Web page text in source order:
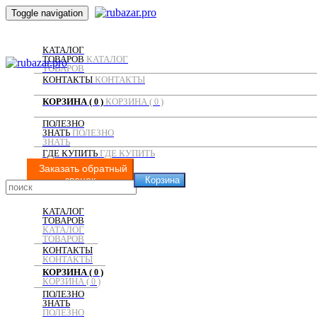
Toggle navigation
КАТАЛОГ
ТОВАРОВ КАТАЛОГ
ТОВАРОВ
КОНТАКТЫ КОНТАКТЫ
КОРЗИНА ( 0 ) КОРЗИНА ( 0 )
ПОЛЕЗНО
ЗНАТЬ ПОЛЕЗНО
ЗНАТЬ
ГДЕ КУПИТЬ ГДЕ КУПИТЬ
Заказать обратный
звонок
Корзина
КАТАЛОГ
ТОВАРОВ
КАТАЛОГ
ТОВАРОВ
КОНТАКТЫ
КОНТАКТЫ
КОРЗИНА ( 0 )
КОРЗИНА ( 0 )
ПОЛЕЗНО
ЗНАТЬ
ПОЛЕЗНО